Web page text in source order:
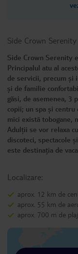
Side Crown Serenity
Side Crown Serenity
Principalul atu al
de servicii, precum și
și de familie
găsi, de asemenea,
copii; un spa și
mici există tobogane,
Adulții se vor relaxa
discoteci, spectacole
este destinația de
Localizare:
aprox. 12 km de
aprox. 55 km de
aprox. 700 m de